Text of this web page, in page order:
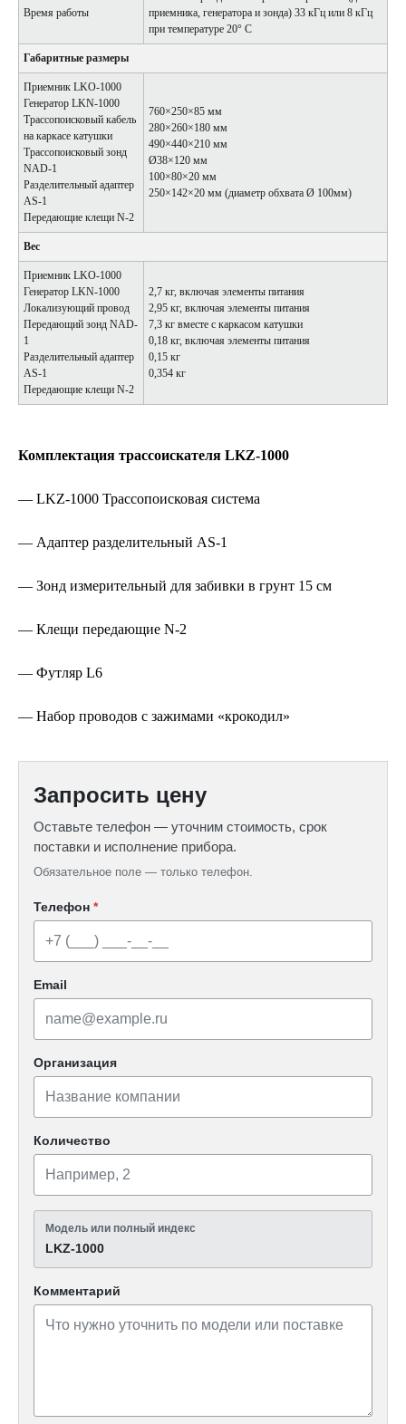
Время работы
приемника, генератора и зонда) 33 кГц или 8 кГц
при температуре 20° C
Габаритные размеры
Приемник LKO-1000
Генератор LKN-1000
Трассопоисковый кабель
на каркасе катушки
Трассопоисковый зонд
NAD-1
Разделительный адаптер
AS-1
Передающие клещи N-2
760×250×85 мм
280×260×180 мм
490×440×210 мм
Ø38×120 мм
100×80×20 мм
250×142×20 мм (диаметр обхвата Ø 100мм)
Вес
Приемник LKO-1000
Генератор LKN-1000
Локализующий провод
Передающий зонд NAD-
1
Разделительный адаптер
AS-1
Передающие клещи N-2
2,7 кг, включая элементы питания
2,95 кг, включая элементы питания
7,3 кг вместе с каркасом катушки
0,18 кг, включая элементы питания
0,15 кг
0,354 кг
Комплектация трассоискателя LKZ-1000
— LKZ-1000 Трассопоисковая система
— Адаптер разделительный AS-1
— Зонд измерительный для забивки в грунт 15 см
— Клещи передающие N-2
— Футляр L6
— Набор проводов с зажимами «крокодил»
Запросить цену
Оставьте телефон — уточним стоимость, срок
поставки и исполнение прибора.
Обязательное поле — только телефон.
Телефон *
Email
Организация
Количество
Модель или полный индекс
LKZ-1000
Комментарий